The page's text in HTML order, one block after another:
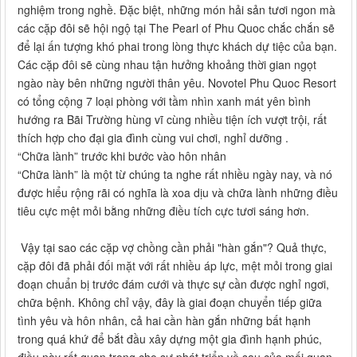
nghiệm trong nghề. Đặc biệt, những món hải sản tươi ngon mà
các cặp đôi sẽ hội ngộ tại The Pearl of Phu Quoc chắc chắn sẽ
để lại ấn tượng khó phai trong lòng thực khách dự tiệc của bạn.
Các cặp đôi sẽ cùng nhau tận hưởng khoảng thời gian ngọt
ngào này bên những người thân yêu. Novotel Phu Quoc Resort
có tổng cộng 7 loại phòng với tầm nhìn xanh mát yên bình
hướng ra Bãi Trường hùng vĩ cùng nhiều tiện ích vượt trội, rất
thích hợp cho đại gia đình cùng vui chơi, nghỉ dưỡng .
“Chữa lành” trước khi bước vào hôn nhân
“Chữa lành” là một từ chúng ta nghe rất nhiều ngày nay, và nó
được hiểu rộng rãi có nghĩa là xoa dịu và chữa lành những điều
tiêu cực mệt mỏi bằng những điều tích cực tươi sáng hơn.
Vậy tại sao các cặp vợ chồng cần phải "hàn gắn"? Quả thực,
cặp đôi đã phải đối mặt với rất nhiều áp lực, mệt mỏi trong giai
đoạn chuẩn bị trước đám cưới và thực sự cần được nghỉ ngơi,
chữa bệnh. Không chỉ vậy, đây là giai đoạn chuyển tiếp giữa
tình yêu và hôn nhân, cả hai cần hàn gắn những bất hạnh
trong quá khứ để bắt đầu xây dựng một gia đình hạnh phúc,